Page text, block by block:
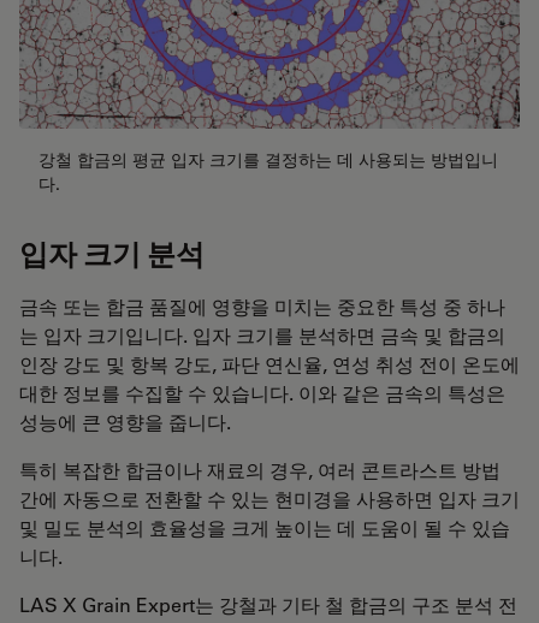
강철 합금의 평균 입자 크기를 결정하는 데 사용되는 방법입니
다.
입자 크기 분석
금속 또는 합금 품질에 영향을 미치는 중요한 특성 중 하나
는 입자 크기입니다. 입자 크기를 분석하면 금속 및 합금의
인장 강도 및 항복 강도, 파단 연신율, 연성 취성 전이 온도에
대한 정보를 수집할 수 있습니다. 이와 같은 금속의 특성은
성능에 큰 영향을 줍니다.
특히 복잡한 합금이나 재료의 경우, 여러 콘트라스트 방법
간에 자동으로 전환할 수 있는 현미경을 사용하면 입자 크기
및 밀도 분석의 효율성을 크게 높이는 데 도움이 될 수 있습
니다.
LAS X Grain Expert는 강철과 기타 철 합금의 구조 분석 전